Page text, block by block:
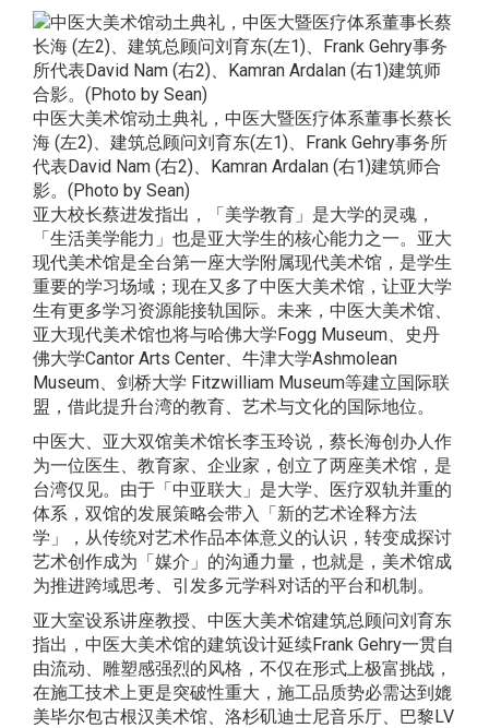
中医大美术馆动土典礼，中医大暨医疗体系董事长蔡长
海 (左2)、建筑总顾问刘育东(左1)、Frank Gehry事务所
代表David Nam (右2)、Kamran Ardalan (右1)建筑师合
影。(Photo by Sean)
亚大校长蔡进发指出，「美学教育」是大学的灵魂，
「生活美学能力」也是亚大学生的核心能力之一。亚大
现代美术馆是全台第一座大学附属现代美术馆，是学生
重要的学习场域；现在又多了中医大美术馆，让亚大学
生有更多学习资源能接轨国际。未来，中医大美术馆、
亚大现代美术馆也将与哈佛大学Fogg Museum、史丹
佛大学Cantor Arts Center、牛津大学Ashmolean
Museum、剑桥大学 Fitzwilliam Museum等建立国际联
盟，借此提升台湾的教育、艺术与文化的国际地位。
中医大、亚大双馆美术馆长李玉玲说，蔡长海创办人作
为一位医生、教育家、企业家，创立了两座美术馆，是
台湾仅见。由于「中亚联大」是大学、医疗双轨并重的
体系，双馆的发展策略会带入「新的艺术诠释方法
学」，从传统对艺术作品本体意义的认识，转变成探讨
艺术创作成为「媒介」的沟通力量，也就是，美术馆成
为推进跨域思考、引发多元学科对话的平台和机制。
亚大室设系讲座教授、中医大美术馆建筑总顾问刘育东
指出，中医大美术馆的建筑设计延续Frank Gehry一贯自
由流动、雕塑感强烈的风格，不仅在形式上极富挑战，
在施工技术上更是突破性重大，施工品质势必需达到媲
美毕尔包古根汉美术馆、洛杉矶迪士尼音乐厅、巴黎LV